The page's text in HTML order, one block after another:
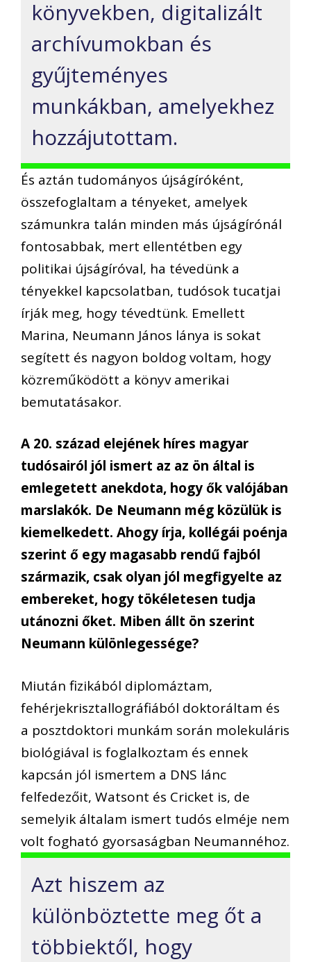
könyvekben, digitalizált
archívumokban és
gyűjteményes
munkákban, amelyekhez
hozzájutottam.
És aztán tudományos újságíróként,
összefoglaltam a tényeket, amelyek
számunkra talán minden más újságírónál
fontosabbak, mert ellentétben egy
politikai újságíróval, ha tévedünk a
tényekkel kapcsolatban, tudósok tucatjai
írják meg, hogy tévedtünk. Emellett
Marina, Neumann János lánya is sokat
segített és nagyon boldog voltam, hogy
közreműködött a könyv amerikai
bemutatásakor.
A 20. század elejének híres magyar
tudósairól jól ismert az az ön által is
emlegetett anekdota, hogy ők valójában
marslakók. De Neumann még közülük is
kiemelkedett. Ahogy írja, kollégái poénja
szerint ő egy magasabb rendű fajból
származik, csak olyan jól megfigyelte az
embereket, hogy tökéletesen tudja
utánozni őket. Miben állt ön szerint
Neumann különlegessége?
Miután fizikából diplomáztam,
fehérjekrisztallográfiából doktoráltam és
a posztdoktori munkám során molekuláris
biológiával is foglalkoztam és ennek
kapcsán jól ismertem a DNS lánc
felfedezőit, Watsont és Cricket is, de
semelyik általam ismert tudós elméje nem
volt fogható gyorsaságban Neumannéhoz.
Azt hiszem az
különböztette meg őt a
többiektől, hogy